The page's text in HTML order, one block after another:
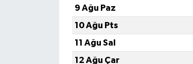
9 Ağu Paz
10 Ağu Pts
11 Ağu Sal
12 Ağu Çar